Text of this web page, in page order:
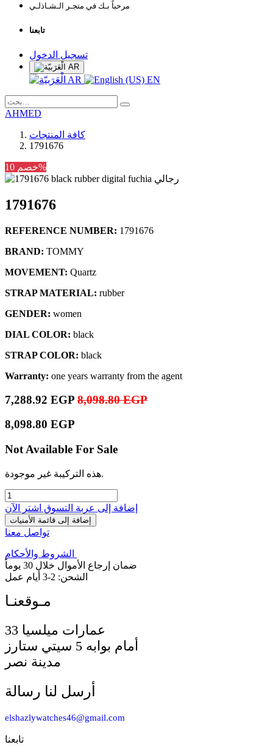
مرحباً بـك في متجـر الـشـاذلـي
تابعنا
تسجيل الدخول
AR
AR EN
AHMED
كافة المنتجات
1791676
خصم 10%
1791676
REFERENCE NUMBER: 1791676
BRAND: TOMMY
MOVEMENT: Quartz
STRAP MATERIAL: rubber
GENDER: women
DIAL COLOR: black
STRAP COLOR: black
Warranty: one years warranty from the agent
7,288.92 EGP 8,098.80EGP
8,098.80 EGP
Not Available For Sale
هذه التركيبة غير موجودة.
إضافة إلى عربة التسوق اشترِ الآن
إضافة إلى قائمة الأمنيات
تواصل معنا
الشروط والأحكام
ضمان إرجاع الأموال خلال 30 يوماً
الشحن: 2-3 أيام عمل
أمام بوابه 5 سيتي ستارز
مدينة نصر
أرسل لنا رسالة
elshazlywatches46@gmail.com
تابعنا